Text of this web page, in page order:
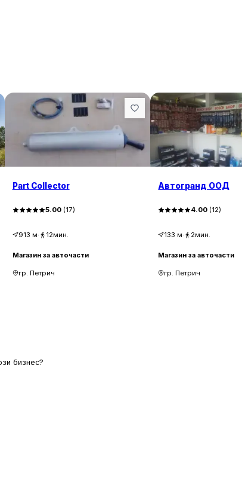
Part Collector
5.00(17)
913 м· 12мин.
Магазин за авточасти
гр. Петрич
Автогранд ООД
4.00 (12)
133 м· 2мин.
Магазин за авточасти
гр. Петрич
бизнес?